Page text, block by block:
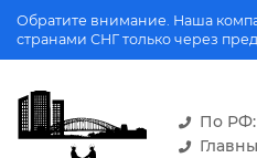
Обратите внимание. Наша
странами СНГ только через
По РФ: